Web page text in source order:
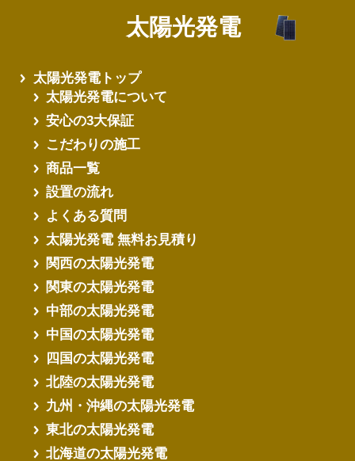
さらに読み込む
太陽光発電
太陽光発電トップ
太陽光発電について
安心の3大保証
こだわりの施工
商品一覧
設置の流れ
よくある質問
太陽光発電 無料お見積り
関西の太陽光発電
関東の太陽光発電
中部の太陽光発電
中国の太陽光発電
四国の太陽光発電
北陸の太陽光発電
九州・沖縄の太陽光発電
東北の太陽光発電
北海道の太陽光発電